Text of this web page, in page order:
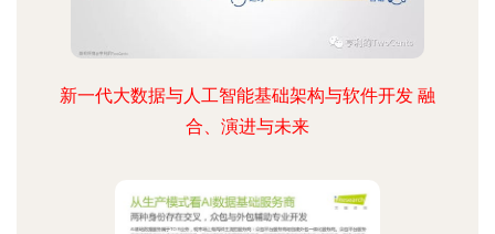
新一代大数据与人工智能基础架构与软件开发 融
合、演进与未来